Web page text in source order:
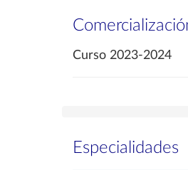
Curso 2023-2024
Especialidades